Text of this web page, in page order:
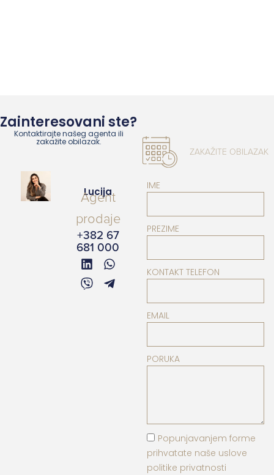
Zainteresovani ste?
Kontaktirajte našeg agenta ili
zakažite obilazak.
Lucija
Agent
prodaje
+382 67
681 000
ZAKAŽITE OBILAZAK
IME
PREZIME
KONTAKT TELEFON
EMAIL
PORUKA
Popunjavanjem forme
prihvatate naše uslove
politike privatnosti